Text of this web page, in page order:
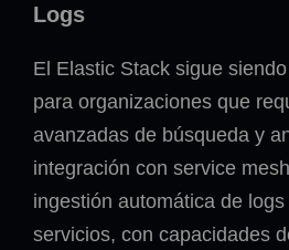
Logs
El Elastic Stack sigue
para organizaciones que
avanzadas de búsqueda y
integración con service
ingestión automática de
servicios, con capacidades